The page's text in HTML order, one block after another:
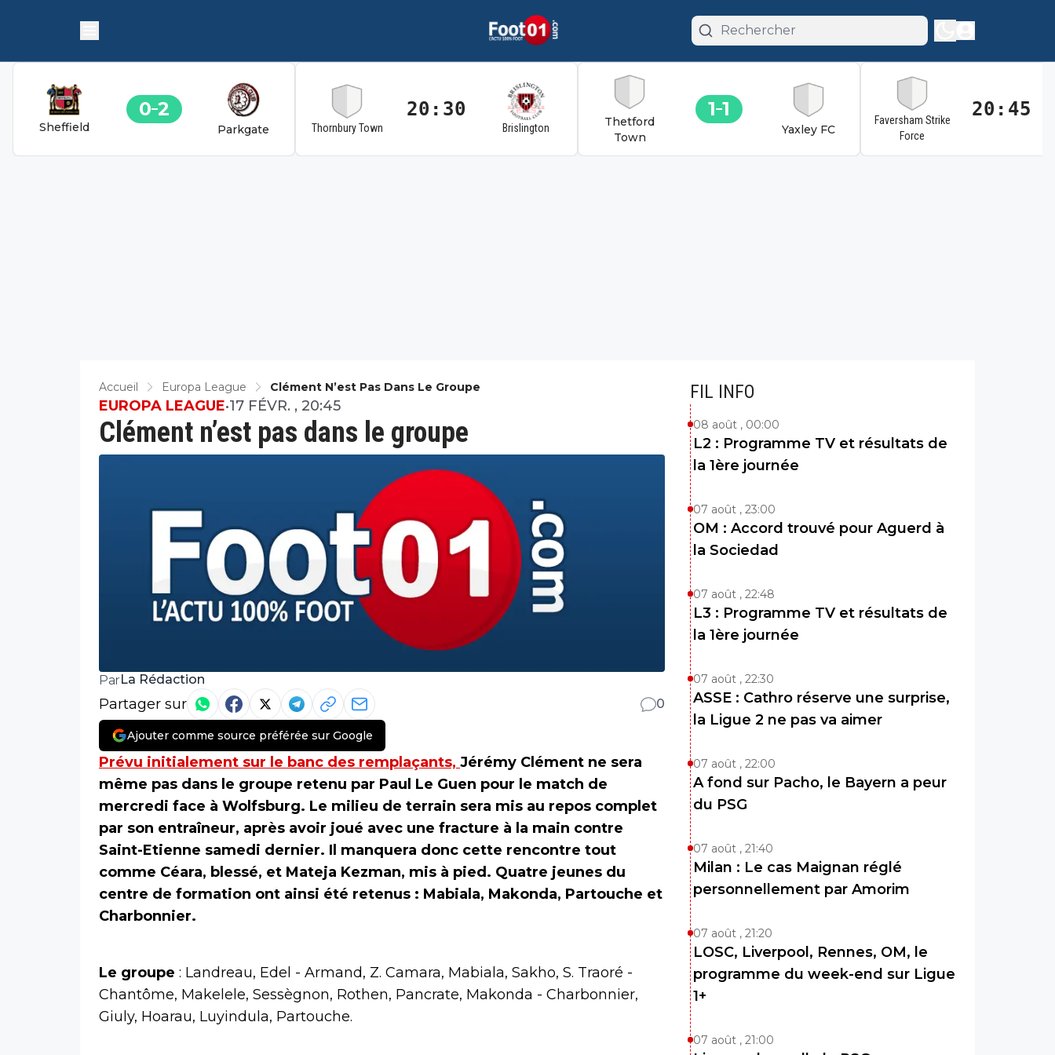
Sheffield
0 2
Parkgate Thornbury Town
20:30
Brislington
Thetford
Town
1 1
Yaxley FC
Faversham Strike
Force
20:45
Accueil Europa League Clément N’est Pas Dans Le Groupe
Clément n’est pas dans le groupe
EUROPA LEAGUE•17 FÉVR. , 20:45
Par La Rédaction
Partager sur 0
Ajouter comme source préférée sur Google
Prévu initialement sur le banc des remplaçants, Jérémy Clément ne sera
même pas dans le groupe retenu par Paul Le Guen pour le match de
mercredi face à Wolfsburg. Le milieu de terrain sera mis au repos complet
par son entraîneur, après avoir joué avec une fracture à la main contre
Saint-Etienne samedi dernier. Il manquera donc cette rencontre tout
comme Céara, blessé, et Mateja Kezman, mis à pied. Quatre jeunes du
centre de formation ont ainsi été retenus : Mabiala, Makonda, Partouche et
Charbonnier.
Le groupe : Landreau, Edel - Armand, Z. Camara, Mabiala, Sakho, S. Traoré -
Chantôme, Makelele, Sessègnon, Rothen, Pancrate, Makonda - Charbonnier,
Giuly, Hoarau, Luyindula, Partouche.
FIL INFO
08 août , 00:00
L2 : Programme TV et résultats de
la 1ère journée
07 août , 23:00
OM : Accord trouvé pour Aguerd à
la Sociedad
07 août , 22:48
L3 : Programme TV et résultats de
la 1ère journée
07 août , 22:30
ASSE : Cathro réserve une surprise,
la Ligue 2 ne pas va aimer
07 août , 22:00
A fond sur Pacho, le Bayern a peur
du PSG
07 août , 21:40
Milan : Le cas Maignan réglé
personnellement par Amorim
07 août , 21:20
LOSC, Liverpool, Rennes, OM, le
programme du week-end sur Ligue
1+
07 août , 21:00